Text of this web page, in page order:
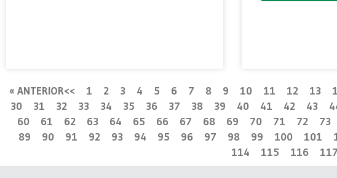
« ANTERIOR 1 2 3 4 5 6 7 8 9 10 11 12 13
30
31 32 33 34 35 36 37 38 39 40 41 42 43
60
61 62 63 64 65 66 67 68 69 70 71 72 73
89
90 91 92 93 94 95 96 97 98 99 100 101
114
115 116 117